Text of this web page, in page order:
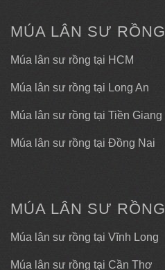
MÚA LÂN SƯ RỒNG
Múa lân sư rồng tại HCM
Múa lân sư rồng tại Long An
Múa lân sư rồng tại Tiền Giang
Múa lân sư rồng tại Đồng Nai
MÚA LÂN SƯ RỒNG
Múa lân sư rồng tại Vĩnh Long
Múa lân sư rồng tại Cần Thơ